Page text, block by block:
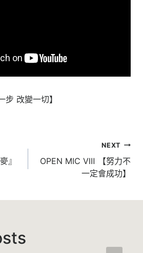
步 改變一切】
』
NEXT
OPEN MIC Ⅷ 【努力不
一定會成功】